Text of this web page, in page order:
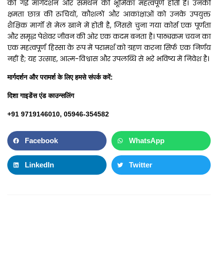
की गई मार्गदर्शन और समर्थन की भूमिका महत्वपूर्ण होती है। उनकी
क्षमता छात्र की रुचियों, कौशलों और आकांक्षाओं को उनके उपयुक्त
शैक्षिक मार्गों से मेल खाने में होती है, जिससे चुना गया कोर्स एक पूर्णता
और समृद्ध पेशेवर जीवन की ओर एक कदम बनता है। पाठ्यक्रम चयन का
एक महत्वपूर्ण हिस्सा के रूप में परामर्श को ग्रहण करना सिर्फ एक निर्णय
नहीं है; यह उत्साह, आत्म-विश्वास और उपलब्धि से भरे भविष्य में निवेश है।
मार्गदर्शन और परामर्श के लिए हमसे संपर्क करें:
दिशा गाइडेंस एंड काउन्सलिंग
+91 9719146010, 05946-354582
Facebook WhatsApp
LinkedIn Twitter